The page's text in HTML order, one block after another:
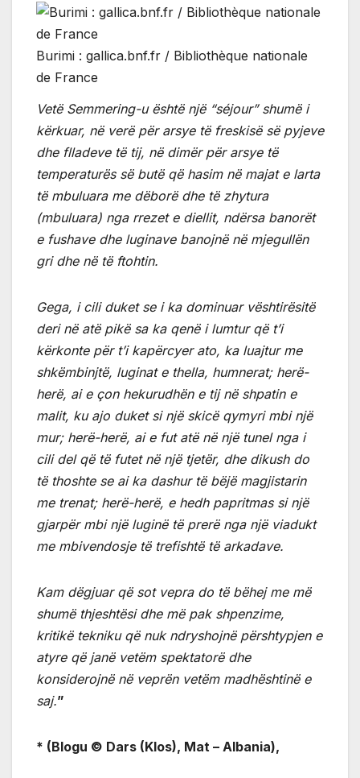
Burimi : gallica.bnf.fr / Bibliothèque nationale
de France
Vetë Semmering-u është një “séjour” shumë i
kërkuar, në verë për arsye të freskisë së pyjeve
dhe flladeve të tij, në dimër për arsye të
temperaturës së butë që hasim në majat e larta
të mbuluara me dëborë dhe të zhytura
(mbuluara) nga rrezet e diellit, ndërsa banorët
e fushave dhe luginave banojnë në mjegullën
gri dhe në të ftohtin.
Gega, i cili duket se i ka dominuar vështirësitë
deri në atë pikë sa ka qenë i lumtur që t’i
kërkonte për t’i kapërcyer ato, ka luajtur me
shkëmbinjtë, luginat e thella, humnerat; herë-
herë, ai e çon hekurudhën e tij në shpatin e
malit, ku ajo duket si një skicë qymyri mbi një
mur; herë-herë, ai e fut atë në një tunel nga i
cili del që të futet në një tjetër, dhe dikush do
të thoshte se ai ka dashur të bëjë magjistarin
me trenat; herë-herë, e hedh papritmas si një
gjarpër mbi një luginë të prerë nga një viadukt
me mbivendosje të trefishtë të arkadave.
Kam dëgjuar që sot vepra do të bëhej me më
shumë thjeshtësi dhe më pak shpenzime,
kritikë tekniku që nuk ndryshojnë përshtypjen e
atyre që janë vetëm spektatorë dhe
konsiderojnë në veprën vetëm madhështinë e
saj.”
* (Blogu © Dars (Klos), Mat – Albania),